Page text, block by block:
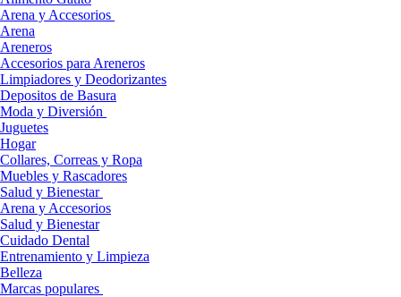
Arena y Accesorios
Arena
Areneros
Accesorios para Areneros
Limpiadores y Deodorizantes
Depositos de Basura
Moda y Diversión
Juguetes
Hogar
Collares, Correas y Ropa
Muebles y Rascadores
Salud y Bienestar
Arena y Accesorios
Salud y Bienestar
Cuidado Dental
Entrenamiento y Limpieza
Belleza
Marcas populares